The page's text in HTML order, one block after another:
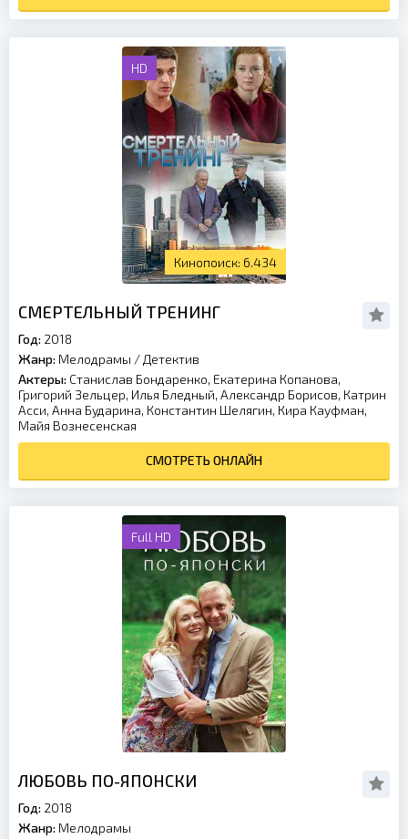
HD
6.434
СМЕРТЕЛЬНЫЙ ТРЕНИНГ
Год: 2018
Жанр: Мелодрамы / Детектив
Актеры: Станислав Бондаренко, Екатерина Копанова,
Григорий Зельцер, Илья Бледный, Александр Борисов, Катрин
Асси, Анна Бударина, Константин Шелягин, Кира Кауфман,
Майя Вознесенская
СМОТРЕТЬ ОНЛАЙН
Full HD
ЛЮБОВЬ ПО-ЯПОНСКИ
Год: 2018
Жанр: Мелодрамы